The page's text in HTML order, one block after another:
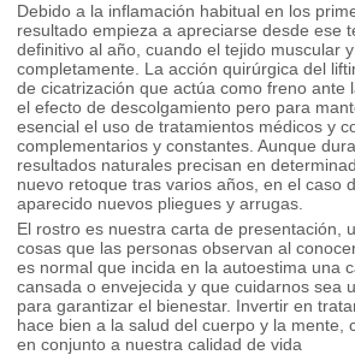
Debido a la inflamación habitual en los
resultado empieza a apreciarse desde ese
definitivo al año, cuando el tejido muscular
completamente. La acción quirúrgica del
de cicatrización que actúa como freno ante
el efecto de descolgamiento pero para
esencial el uso de tratamientos médicos y
complementarios y constantes. Aunque
resultados naturales precisan en
nuevo retoque tras varios años, en el caso
aparecido nuevos pliegues y arrugas.
El rostro es nuestra carta de presentación,
cosas que las personas observan al
es normal que incida en la autoestima una
cansada o envejecida y que cuidarnos sea
para garantizar el bienestar. Invertir en
hace bien a la salud del cuerpo y la mente,
en conjunto a nuestra calidad de vida